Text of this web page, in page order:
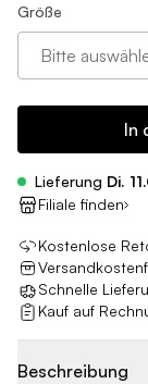
Größe
Bitte
In
Lieferung Di.
Filiale finden
Kostenlose
Schnelle
Kauf auf
Beschreibung